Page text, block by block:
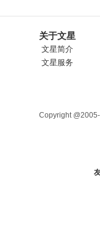
关于文星
文星简介
文星服务
Copyright